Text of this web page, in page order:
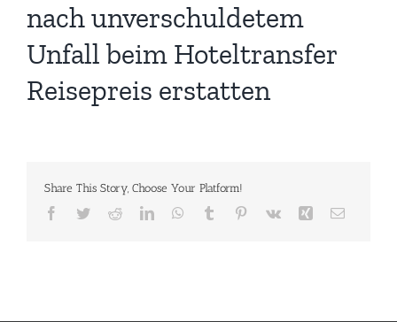
nach unverschuldetem
Unfall beim Hoteltransfer
Reisepreis erstatten
Share This Story, Choose Your Platform!
Facebook
TwitterRedditLinkedInWhatsApp
Tumblr Pinterest
Vk Xing E-